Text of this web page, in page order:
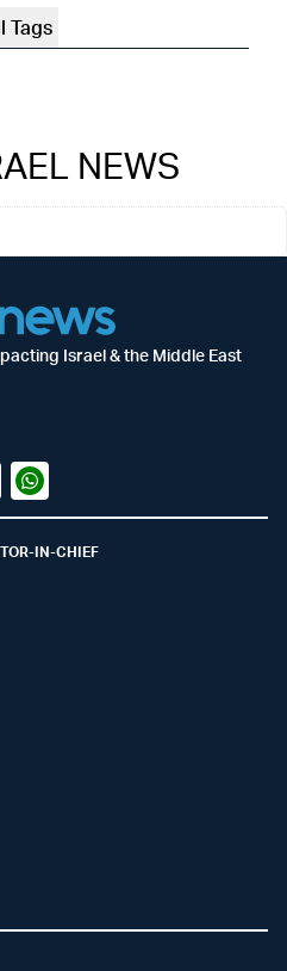
Tags
NEWS
Israel & the Middle East
Whatsapp
IN-CHIEF